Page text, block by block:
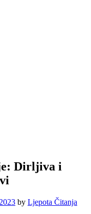
Dirljiva i
by Ljepota Čitanja